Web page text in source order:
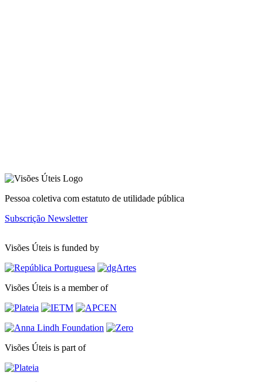
Pessoa coletiva com estatuto de utilidade pública
Subscrição Newsletter
Visões Úteis is funded by
Visões Úteis is a member of
Visões Úteis is part of